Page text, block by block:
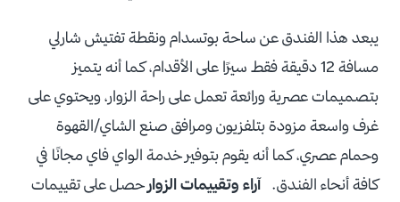
يبعد هذا الفندق عن ساحة بوتسدام ونقطة تفتيش شارلي
مسافة 12 دقيقة فقط سيرًا على الأقدام، كما أنه يتميز
بتصميمات عصرية ورائعة تعمل على راحة الزوار، ويحتوي على
غرف واسعة مزودة بتلفزيون ومرافق صنع الشاي/القهوة
وحمام عصري، كما أنه يقوم بتوفير خدمة الواي فاي مجانًا في
كافة أنحاء الفندق.آراء وتقييمات الزوار حصل على تقييمات